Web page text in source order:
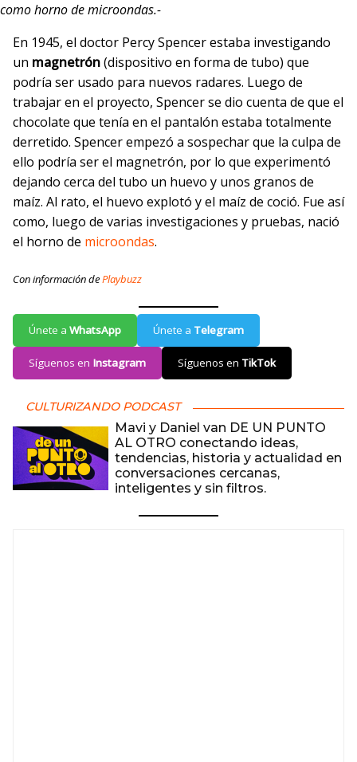
como horno de microondas.-
En 1945, el doctor Percy Spencer estaba investigando
un magnetrón(dispositivo en forma de tubo) que
podría ser usado para nuevos radares. Luego de
trabajar en el proyecto, Spencer se dio cuenta de que el
chocolate que tenía en el pantalón estaba totalmente
derretido. Spencer empezó a sospechar que la culpa de
ello podría ser el magnetrón, por lo que experimentó
dejando cerca del tubo un huevo y unos granos de
maíz. Al rato, el huevo explotó y el maíz de coció. Fue así
como, luego de varias investigaciones y pruebas, nació
el horno de microondas.
Con información dePlaybuzz
Únete a WhatsApp Únete a Telegram
Síguenos en Instagram Síguenos en TikTok
CULTURIZANDO PODCAST
Mavi y Daniel van DE UN PUNTO
AL OTRO conectando ideas,
tendencias, historia y actualidad en
conversaciones cercanas,
inteligentes y sin filtros.